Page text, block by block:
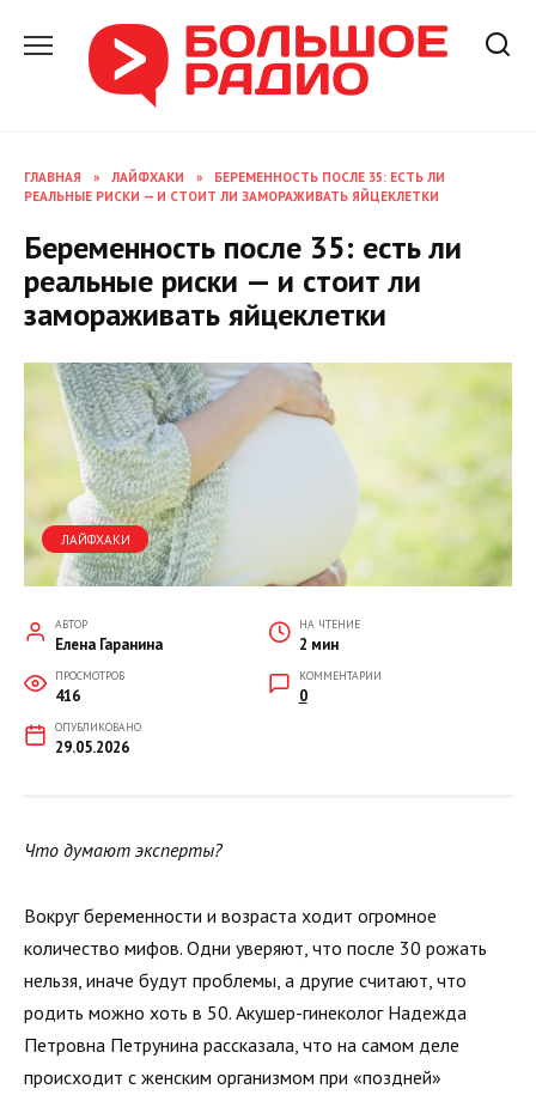
содержанию
ГЛАВНАЯ » ЛАЙФХАКИ »
БЕРЕМЕННОСТЬ ПОСЛЕ 35: ЕСТЬ ЛИ
РЕАЛЬНЫЕ РИСКИ — И СТОИТ ЛИ ЗАМОРАЖИВАТЬ ЯЙЦЕКЛЕТКИ
Беременность после 35: есть ли
реальные риски — и стоит ли
замораживать яйцеклетки
ЛАЙФХАКИ
АВТОР
Елена Гаранина
НА ЧТЕНИЕ
2 мин
ПРОСМОТРОВ
416
КОММЕНТАРИИ
0
ОПУБЛИКОВАНО
29.05.2026
Что думают эксперты?
Вокруг беременности и возраста ходит огромное
количество мифов. Одни уверяют, что после 30 рожать
нельзя, иначе будут проблемы, а другие считают, что
родить можно хоть в 50. Акушер-гинеколог Надежда
Петровна Петрунина рассказала, что на самом деле
происходит с женским организмом при «поздней»